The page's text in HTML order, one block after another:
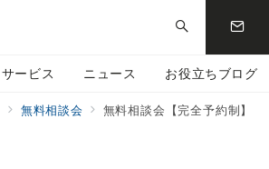
サービス ニュース お役立ちブログ
無料相談会 無料相談会【完全予約制】